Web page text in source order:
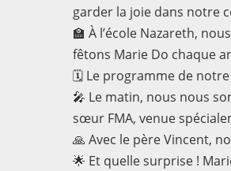
garder la joie dans notre
🏫 À l’école Nazareth,
fêtons Marie Do chaque
🗓 Le programme de
🎤 Le matin, nous nous
sœur FMA, venue
🙏 Avec le père Vincent,
🌟 Et quelle surprise !